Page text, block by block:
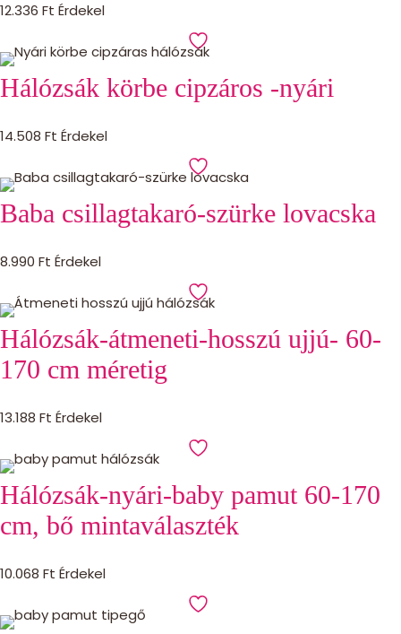
12.336 Ft Érdekel
Hálózsák körbe cipzáros -nyári
14.508 Ft Érdekel
Baba csillagtakaró-szürke lovacska
8.990 Ft Érdekel
Hálózsák-átmeneti-hosszú ujjú- 60-
170 cm méretig
13.188 Ft Érdekel
Hálózsák-nyári-baby pamut 60-170
cm, bő mintaválaszték
10.068 Ft Érdekel